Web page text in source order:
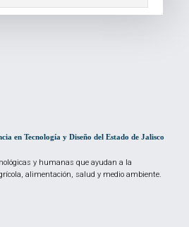
en Tecnología y Diseño del Estado de Jalisco
y humanas que ayudan a la
alimentación, salud y medio ambiente.